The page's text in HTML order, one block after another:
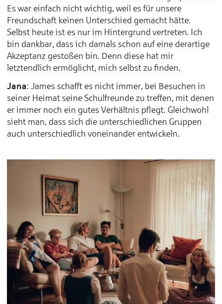
Es war einfach nicht wichtig, weil es für unsere
Freundschaft keinen Unterschied gemacht hätte.
Selbst heute ist es nur im Hintergrund vertreten. Ich
bin dankbar, dass ich damals schon auf eine derartige
Akzeptanz gestoßen bin. Denn diese hat mir
letztendlich ermöglicht, mich selbst zu finden.
Jana: James schafft es nicht immer, bei Besuchen in
seiner Heimat seine Schulfreunde zu treffen, mit denen
er immer noch ein gutes Verhältnis pflegt. Gleichwohl
sieht man, dass sich die unterschiedlichen Gruppen
auch unterschiedlich voneinander entwickeln.